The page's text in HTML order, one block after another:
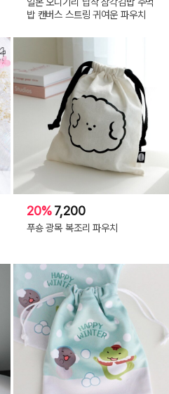
밥 캔버스 스트링 귀여운 파우치
20%7,200
푸숑 광목 복조리 파우치